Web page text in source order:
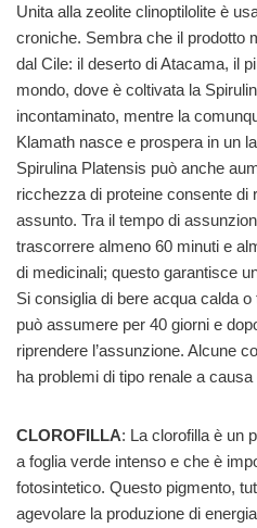
Unita alla zeolite clinoptilolite è
croniche. Sembra che il prodotto
dal Cile: il deserto di Atacama, il
mondo, dove è coltivata la
incontaminato, mentre la
Klamath nasce e prospera in un
Spirulina Platensis può anche
ricchezza di proteine consente di
assunto. Tra il tempo di
trascorrere almeno 60 minuti e
di medicinali; questo garantisce
Si consiglia di bere acqua calda o
può assumere per 40 giorni e
riprendere l’assunzione. Alcune
ha problemi di tipo renale a
CLOROFILLA: La clorofilla è un
a foglia verde intenso e che è
fotosintetico. Questo pigmento,
agevolare la produzione di